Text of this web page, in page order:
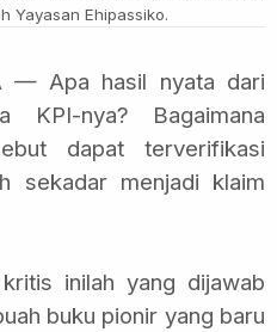
Yayasan Ehipassiko.
— Apa hasil nyata dari
KPI-nya? Bagaimana
dapat terverifikasi
sekadar menjadi klaim
inilah yang dijawab
buku pionir yang baru